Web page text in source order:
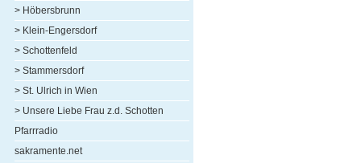
> Höbersbrunn
> Klein-Engersdorf
> Schottenfeld
> Stammersdorf
> St. Ulrich in Wien
> Unsere Liebe Frau z.d. Schotten
Pfarrradio
sakramente.net